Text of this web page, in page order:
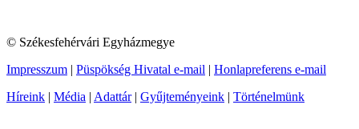
© Székesfehérvári Egyházmegye
Impresszum | Püspökség Hivatal e-mail | Honlapreferens e-mail
Híreink | Média | Adattár| Gyűjteményeink | Történelmünk